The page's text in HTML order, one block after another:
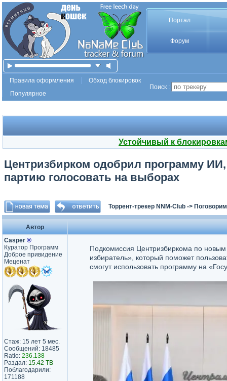
Портал
Форум
Правила оформления
Обход блокировок
Популярное
Поиск :
Устойчивый к
Центризбирком одобрил программу
партию голосовать на выборах
Торрент-трекер NNM-Club -> Поговорим
Автор
Casper ®
Куратор Программ
Доброе привидение
Меценат
Стаж: 15 лет 5 мес.
Сообщений: 18485
Ratio: 236.138
Раздал: 15.42 TB
Поблагодарили:
171188
Подкомиссия Центризбиркома по
избиратель», который поможет
смогут использовать программу на